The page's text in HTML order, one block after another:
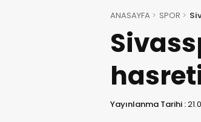
ANASAYFA SPOR
Yayınlanma Tarihi :